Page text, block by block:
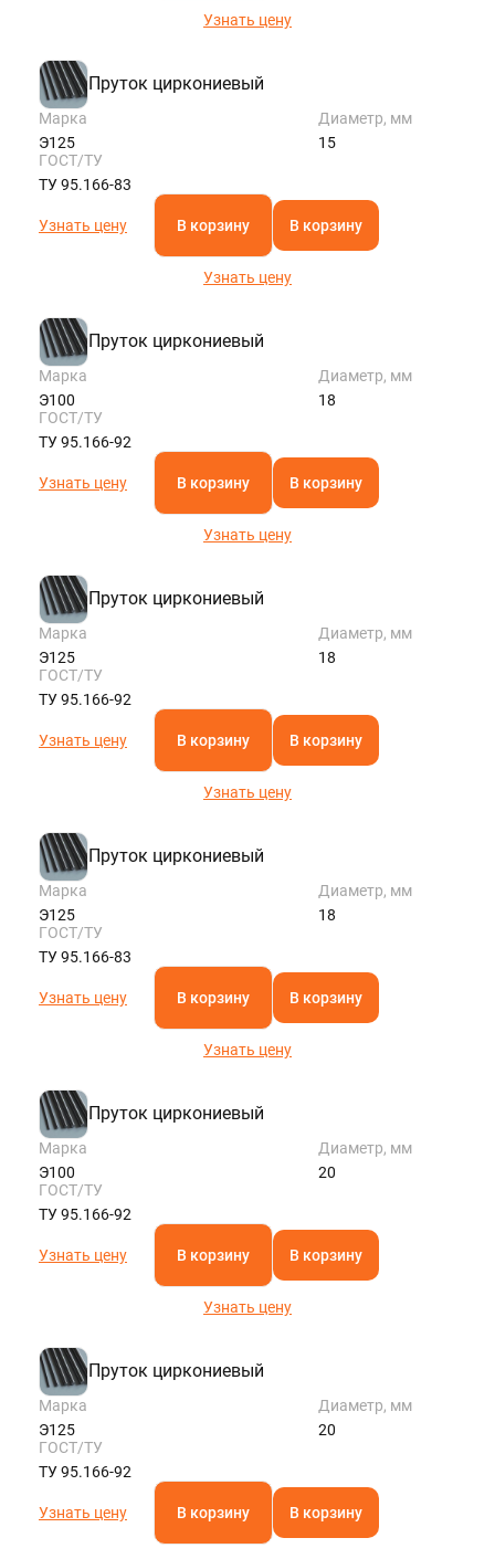
Узнать цену
Пруток циркониевый
Марка
Э125
Диаметр, мм
15
ГОСТ/ТУ
ТУ 95.166-83
Узнать цену В корзину В корзину
Узнать цену
Пруток циркониевый
Марка
Э100
Диаметр, мм
18
ГОСТ/ТУ
ТУ 95.166-92
Узнать цену В корзину В корзину
Узнать цену
Пруток циркониевый
Марка
Э125
Диаметр, мм
18
ГОСТ/ТУ
ТУ 95.166-92
Узнать цену В корзину В корзину
Узнать цену
Пруток циркониевый
Марка
Э125
Диаметр, мм
18
ГОСТ/ТУ
ТУ 95.166-83
Узнать цену В корзину В корзину
Узнать цену
Пруток циркониевый
Марка
Э100
Диаметр, мм
20
ГОСТ/ТУ
ТУ 95.166-92
Узнать цену В корзину В корзину
Узнать цену
Пруток циркониевый
Марка
Э125
Диаметр, мм
20
ГОСТ/ТУ
ТУ 95.166-92
Узнать цену В корзину В корзину